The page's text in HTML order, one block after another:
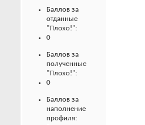
Баллов за
отданные
"Плохо!":
0
Баллов за
полученные
"Плохо!":
0
Баллов за
наполнение
профиля: